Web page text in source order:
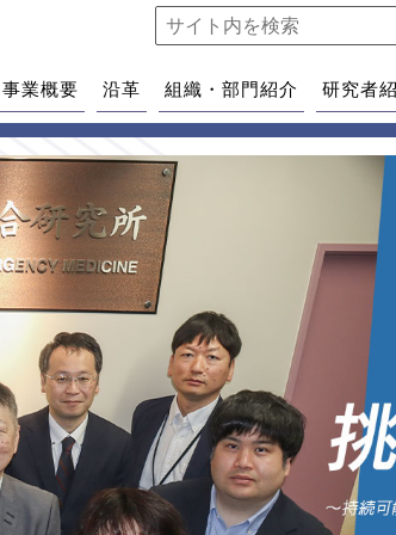
事業概要 沿革 組織・部門紹介 研究者